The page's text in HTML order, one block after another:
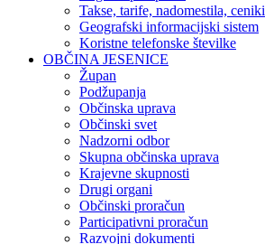
Takse, tarife, nadomestila, ceniki
Geografski informacijski sistem
Koristne telefonske številke
OBČINA JESENICE
Župan
Podžupanja
Občinska uprava
Občinski svet
Nadzorni odbor
Skupna občinska uprava
Krajevne skupnosti
Drugi organi
Občinski proračun
Participativni proračun
Razvojni dokumenti